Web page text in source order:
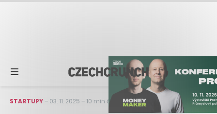
STARTUPY– 03. 11. 2025 –10 min čtení